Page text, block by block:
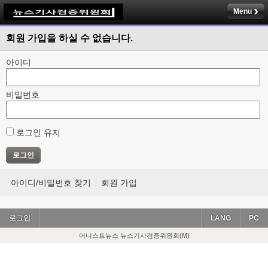
Menu
회원 가입을 하실 수 없습니다.
아이디
비밀번호
로그인 유지
아이디/비밀번호 찾기 회원 가입
로그인 PC
LANG
어니스트뉴스 뉴스기사검증위원회(M)